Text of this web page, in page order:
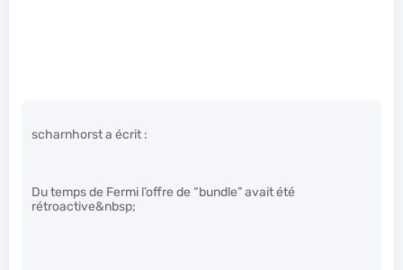
scharnhorst a écrit :
Du temps de Fermi l’offre de “bundle” avait été
rétroactive&nbsp;